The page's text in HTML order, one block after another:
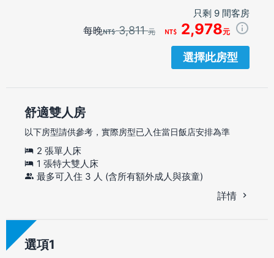
只剩 9 間客房
每晚 3,811元 2,978元
選擇此房型
舒適雙人房
以下房型請供參考，實際房型已入住當日飯店安排為準
2 張單人床
1 張特大雙人床
最多可入住 3 人 (含所有額外成人與孩童)
詳情
選項